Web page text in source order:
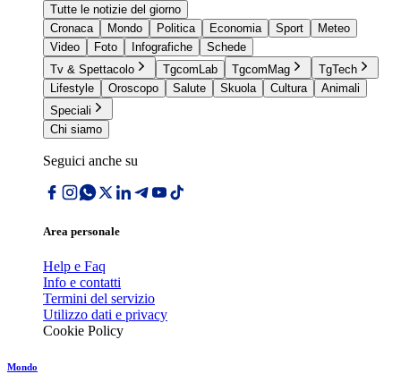
Tutte le notizie del giorno
Cronaca
Mondo Politica Economia Sport
Meteo
Video
Foto Infografiche
Schede
Tv & Spettacolo
TgcomLab TgcomMag
TgTech
Lifestyle
Oroscopo Salute Skuola Cultura
Animali
Speciali
Chi siamo
Seguici anche su
Area personale
Help e Faq
Info e contatti
Termini del servizio
Utilizzo dati e privacy
Cookie Policy
Mondo